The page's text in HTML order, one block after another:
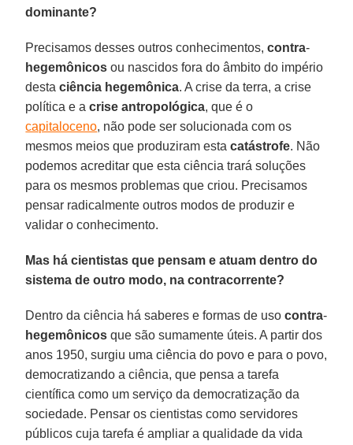
dominante?
Precisamos desses outros conhecimentos,contra-
hegemônicos ou nascidos fora do âmbito do império
destaciência hegemônica. A crise da terra, a crise
política e acrise antropológica, que é o
capitaloceno, não pode ser solucionada com os
mesmos meios que produziram estacatástrofe. Não
podemos acreditar que esta ciência trará soluções
para os mesmos problemas que criou. Precisamos
pensar radicalmente outros modos de produzir e
validar o conhecimento.
Mas há cientistas que pensam e atuam dentro do
sistema de outro modo, na contracorrente?
Dentro da ciência há saberes e formas de usocontra-
hegemônicos que são sumamente úteis. A partir dos
anos 1950, surgiu uma ciência do povo e para o povo,
democratizando a ciência, que pensa a tarefa
científica como um serviço da democratização da
sociedade. Pensar os cientistas como servidores
públicos cuja tarefa é ampliar a qualidade da vida